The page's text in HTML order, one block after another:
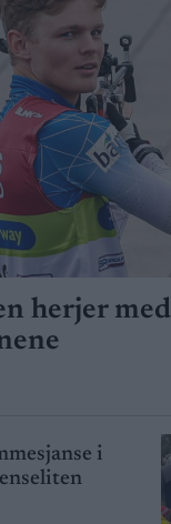
herjer med
i